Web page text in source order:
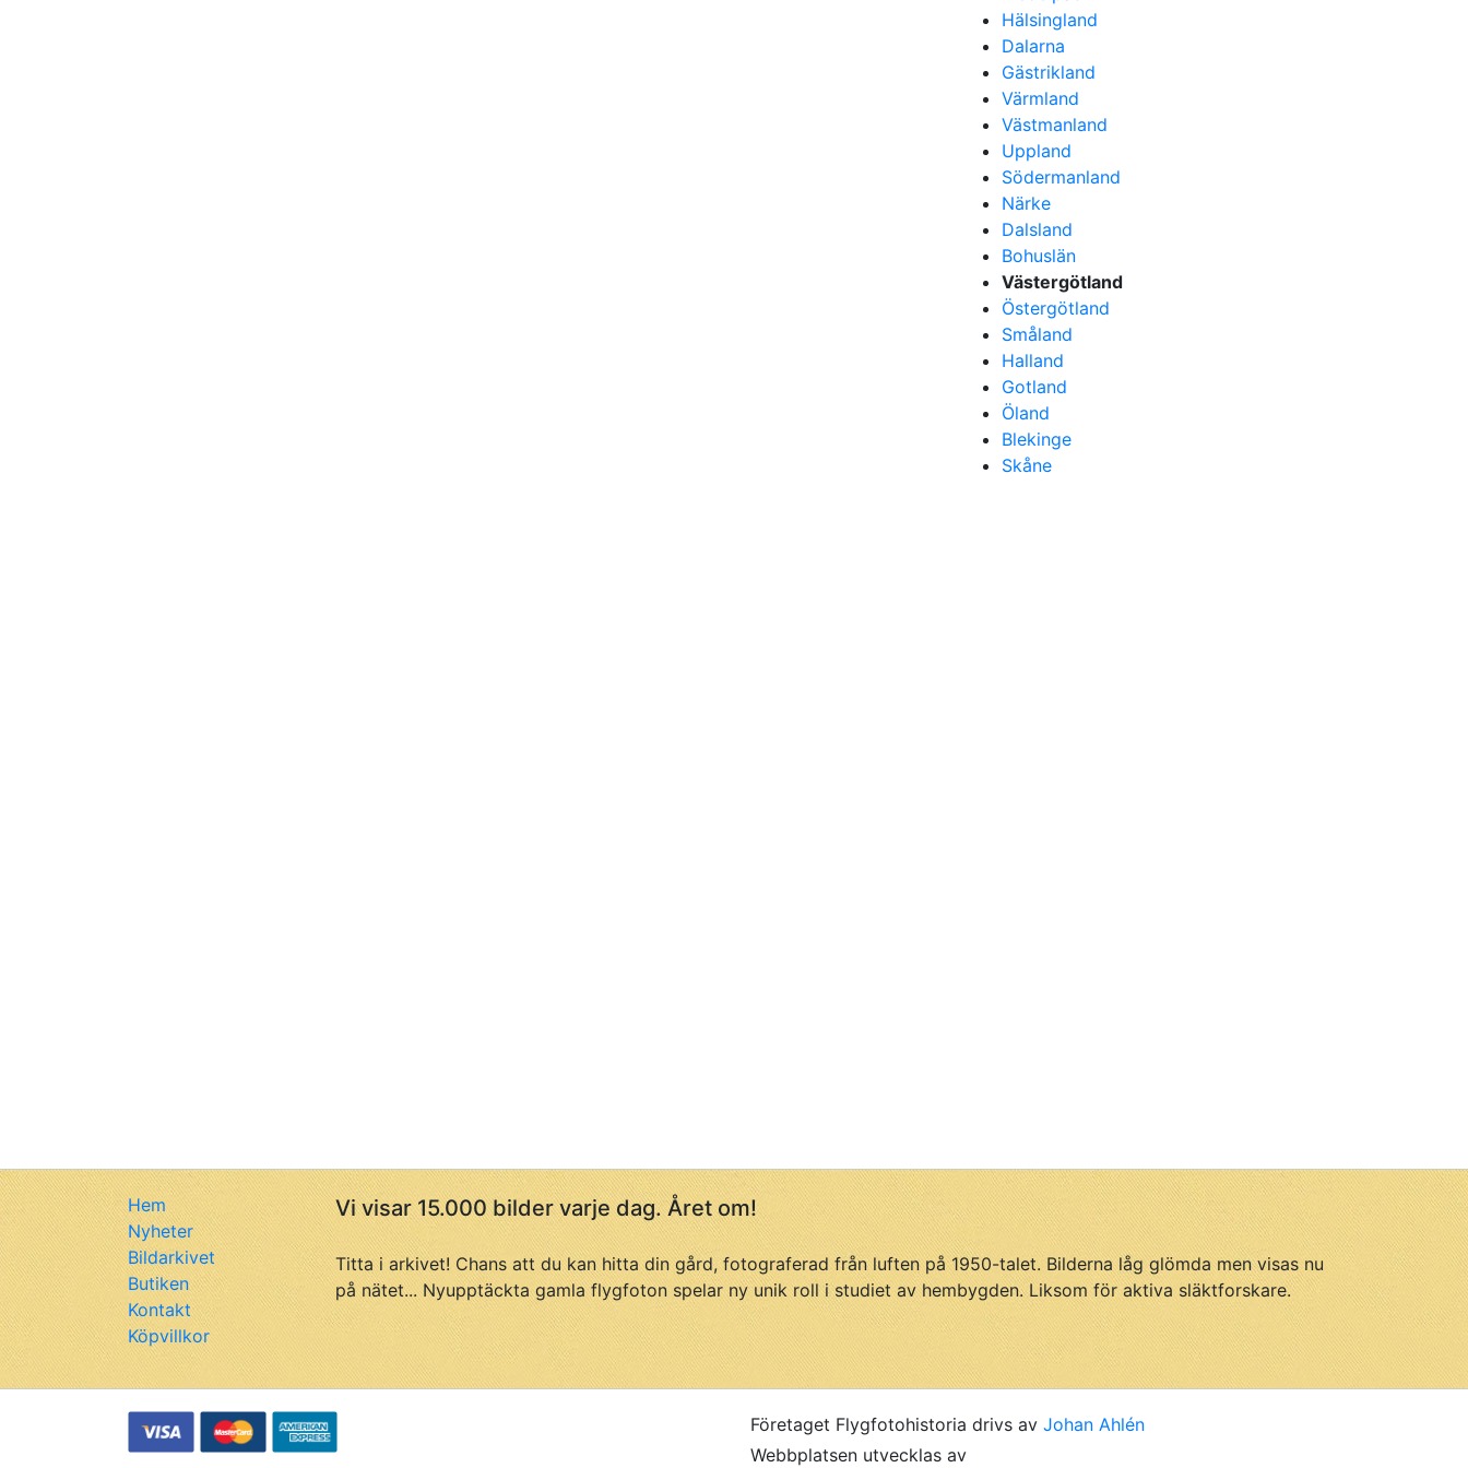
Hälsingland
Dalarna
Gästrikland
Värmland
Västmanland
Uppland
Södermanland
Närke
Dalsland
Bohuslän
Västergötland
Östergötland
Småland
Halland
Gotland
Öland
Blekinge
Skåne
Hem
Nyheter
Bildarkivet
Butiken
Kontakt
Köpvillkor
Vi visar 15.000 bilder varje dag. Året om!
Titta i arkivet! Chans att du kan hitta din gård, fotograferad från luften på 1950-talet. Bilderna låg glömda men visas nu
på nätet... Nyupptäckta gamla flygfoton spelar ny unik roll i studiet av hembygden. Liksom för aktiva släktforskare.
Företaget Flygfotohistoria drivs av Johan Ahlén
Webbplatsen utvecklas av